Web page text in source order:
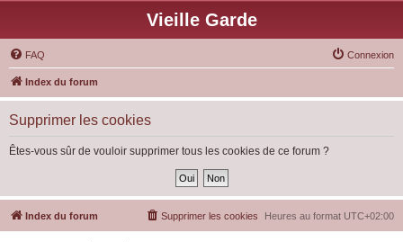
Vieille Garde
FAQ Connexion
Index du forum
Supprimer les cookies
Êtes-vous sûr de vouloir supprimer tous les cookies de ce forum ?
Index du forum Heures au format UTC+02:00
Supprimer les cookies